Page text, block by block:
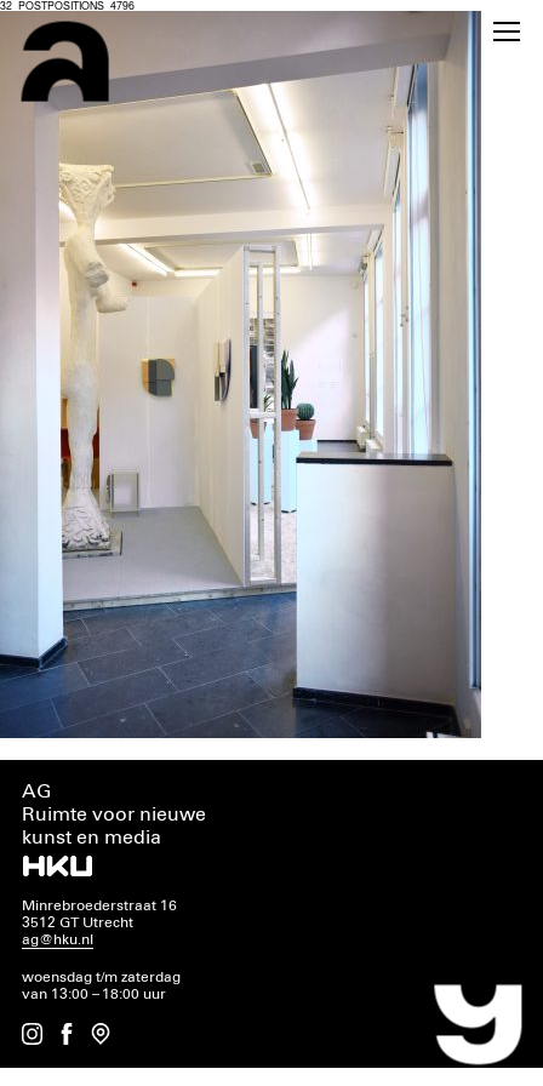
32_POSTPOSITIONS_4796
AG
Ruimte voor nieuwe
kunst en media
Minrebroederstraat 16
3512 GT Utrecht
ag@hku.nl
woensdag t/m zaterdag
van 13:00 – 18:00 uur